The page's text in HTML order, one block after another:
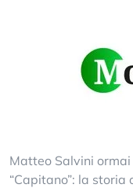
Matteo Salvini
“Capitano”: la